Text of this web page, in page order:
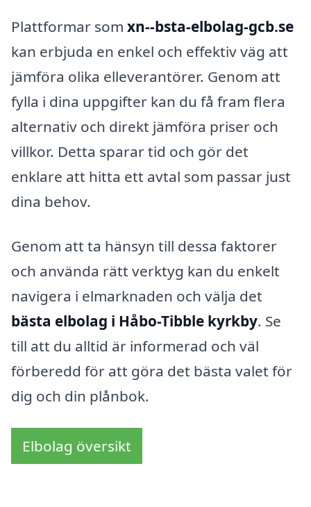
Plattformar som xn--bsta-elbolag-gcb.se
kan erbjuda en enkel och effektiv väg att
jämföra olika elleverantörer. Genom att
fylla i dina uppgifter kan du få fram flera
alternativ och direkt jämföra priser och
villkor. Detta sparar tid och gör det
enklare att hitta ett avtal som passar just
dina behov.
Genom att ta hänsyn till dessa faktorer
och använda rätt verktyg kan du enkelt
navigera i elmarknaden och välja det
bästa elbolag i Håbo-Tibble kyrkby. Se
till att du alltid är informerad och väl
förberedd för att göra det bästa valet för
dig och din plånbok.
Elbolag översikt